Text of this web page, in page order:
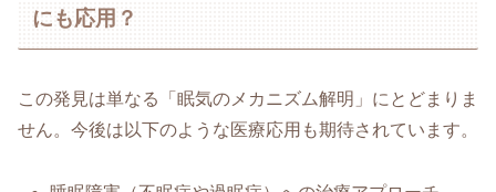
にも応用？
この発見は単なる「眠気のメカニズム解明」にとどまりま
せん。今後は以下のような医療応用も期待されています。